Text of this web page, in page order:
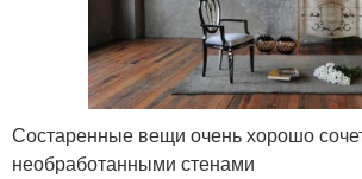
Состаренные вещи очень хорошо
необработанными стенами